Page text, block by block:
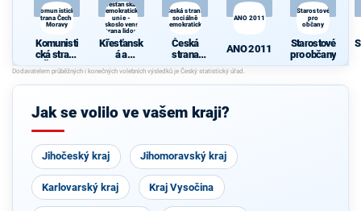
Komunistická
strana Čech a
Moravy
Komunisti
cká strana
Čech a
Moravy
Křesťanská a
demokratická
unie -
Československá
strana lidová
Křesťansk
á a
demokrati
cká unie -
Českoslov
strana
Česká strana
sociálně
demokratická
Česká
strana
sociálně
demokrati
cká
ANO 2011
ANO 2011
Starostové
pro
občany
Starostové
pro občany
Jak se volilo ve vašem kraji?
Jihočeský kraj Jihomoravský kraj
Karlovarský kraj Kraj Vysočina